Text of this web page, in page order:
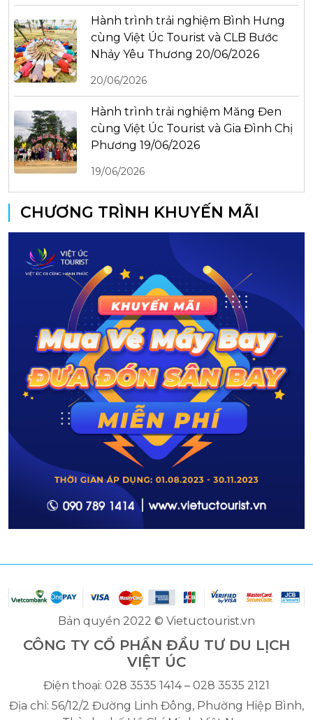
Hành trình trải nghiệm Bình Hưng
cùng Việt Úc Tourist và CLB Bước
Nhảy Yêu Thương 20/06/2026
20/06/2026
Hành trình trải nghiệm Măng Đen
cùng Việt Úc Tourist và Gia Đình Chị
Phương 19/06/2026
19/06/2026
CHƯƠNG TRÌNH KHUYẾN MÃI
Bản quyền 2022 © Vietuctourist.vn
CÔNG TY CỔ PHẦN ĐẦU TƯ DU LỊCH
VIỆT ÚC
Điện thoại: 028 3535 1414 – 028 3535 2121
Địa chỉ: 56/12/2 Đường Linh Đông, Phường Hiệp Bình,